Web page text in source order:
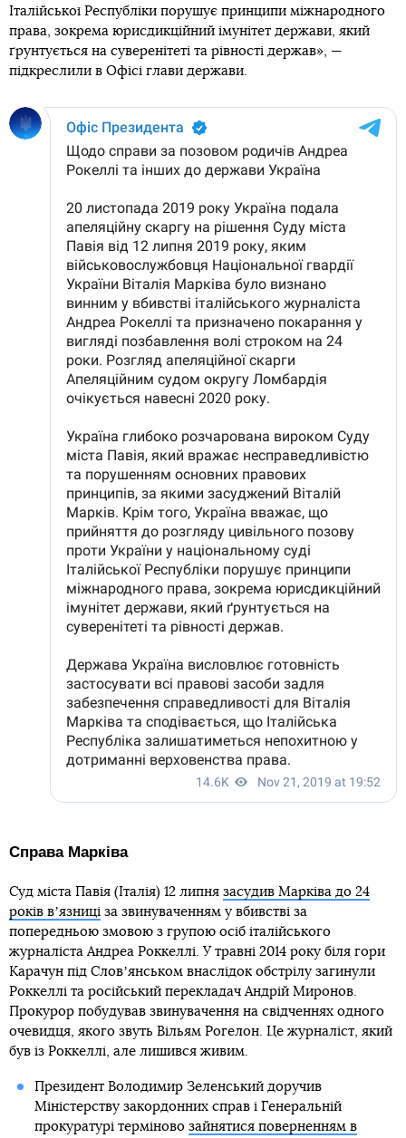
Італійської Республіки порушує принципи міжнародного
права, зокрема юрисдикційний імунітет держави, який
ґрунтується на суверенітеті та рівності держав», —
підкреслили в Офісі глави держави.
Справа Марківа
Суд міста Павія (Італія) 12 липня засудив Марківа до 24
років вʼязниці за звинуваченням у вбивстві за
попередньою змовою з групою осіб італійського
журналіста Андреа Роккеллі. У травні 2014 року біля гори
Карачун під Словʼянськом внаслідок обстрілу загинули
Роккеллі та російський перекладач Андрій Миронов.
Прокурор побудував звинувачення на свідченнях одного
очевидця, якого звуть Вільям Рогелон. Це журналіст, який
був із Роккеллі, але лишився живим.
Президент Володимир Зеленський доручив
Міністерству закордонних справ і Генеральній
прокуратурі терміново зайнятися поверненням в